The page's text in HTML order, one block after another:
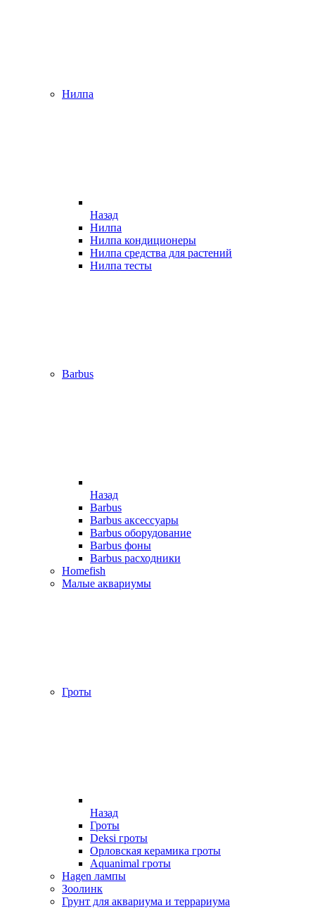
Нилпа
Назад
Нилпа
Нилпа кондиционеры
Нилпа средства для растений
Нилпа тесты
Barbus
Назад
Barbus
Barbus аксессуары
Barbus оборудование
Barbus фоны
Barbus расходники
Homefish
Малые аквариумы
Гроты
Назад
Гроты
Deksi гроты
Орловская керамика гроты
Aquanimal гроты
Hagen лампы
Зоолинк
Грунт для аквариума и террариума